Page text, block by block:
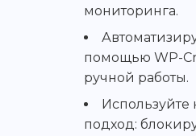
мониторинга.
помощью WP-
ручной работы.
подход: